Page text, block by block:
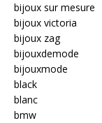
bijoux sur mesure
bijoux victoria
bijoux zag
bijouxdemode
bijouxmode
black
blanc
bmw